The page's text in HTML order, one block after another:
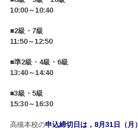
10:00～10:40
■2級・7級
11:50～12:50
■準2級・4級・6級
13:40～14:40
■3級・5級
15:30～16:30
高槻本校の申込締切日は，8月31日（月）